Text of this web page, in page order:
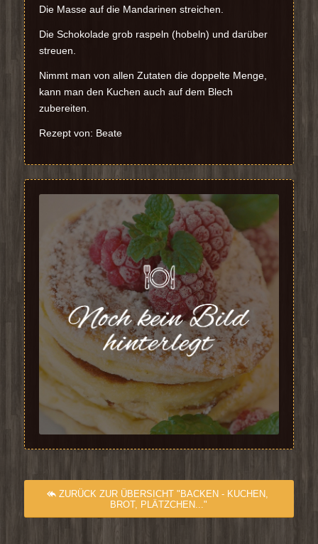
Die Masse auf die Mandarinen streichen.
Die Schokolade grob raspeln (hobeln) und darüber
streuen.
Nimmt man von allen Zutaten die doppelte Menge,
kann man den Kuchen auch auf dem Blech
zubereiten.
Rezept von: Beate
ZURÜCK ZUR ÜBERSICHT "BACKEN - KUCHEN,
BROT, PLÄTZCHEN..."